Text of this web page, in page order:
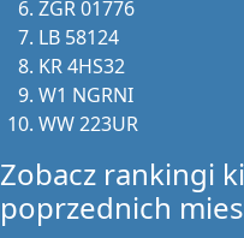
ZGR 01776
LB 58124
KR 4HS32
W1 NGRNI
WW 223UR
Zobacz rankingi
poprzednich